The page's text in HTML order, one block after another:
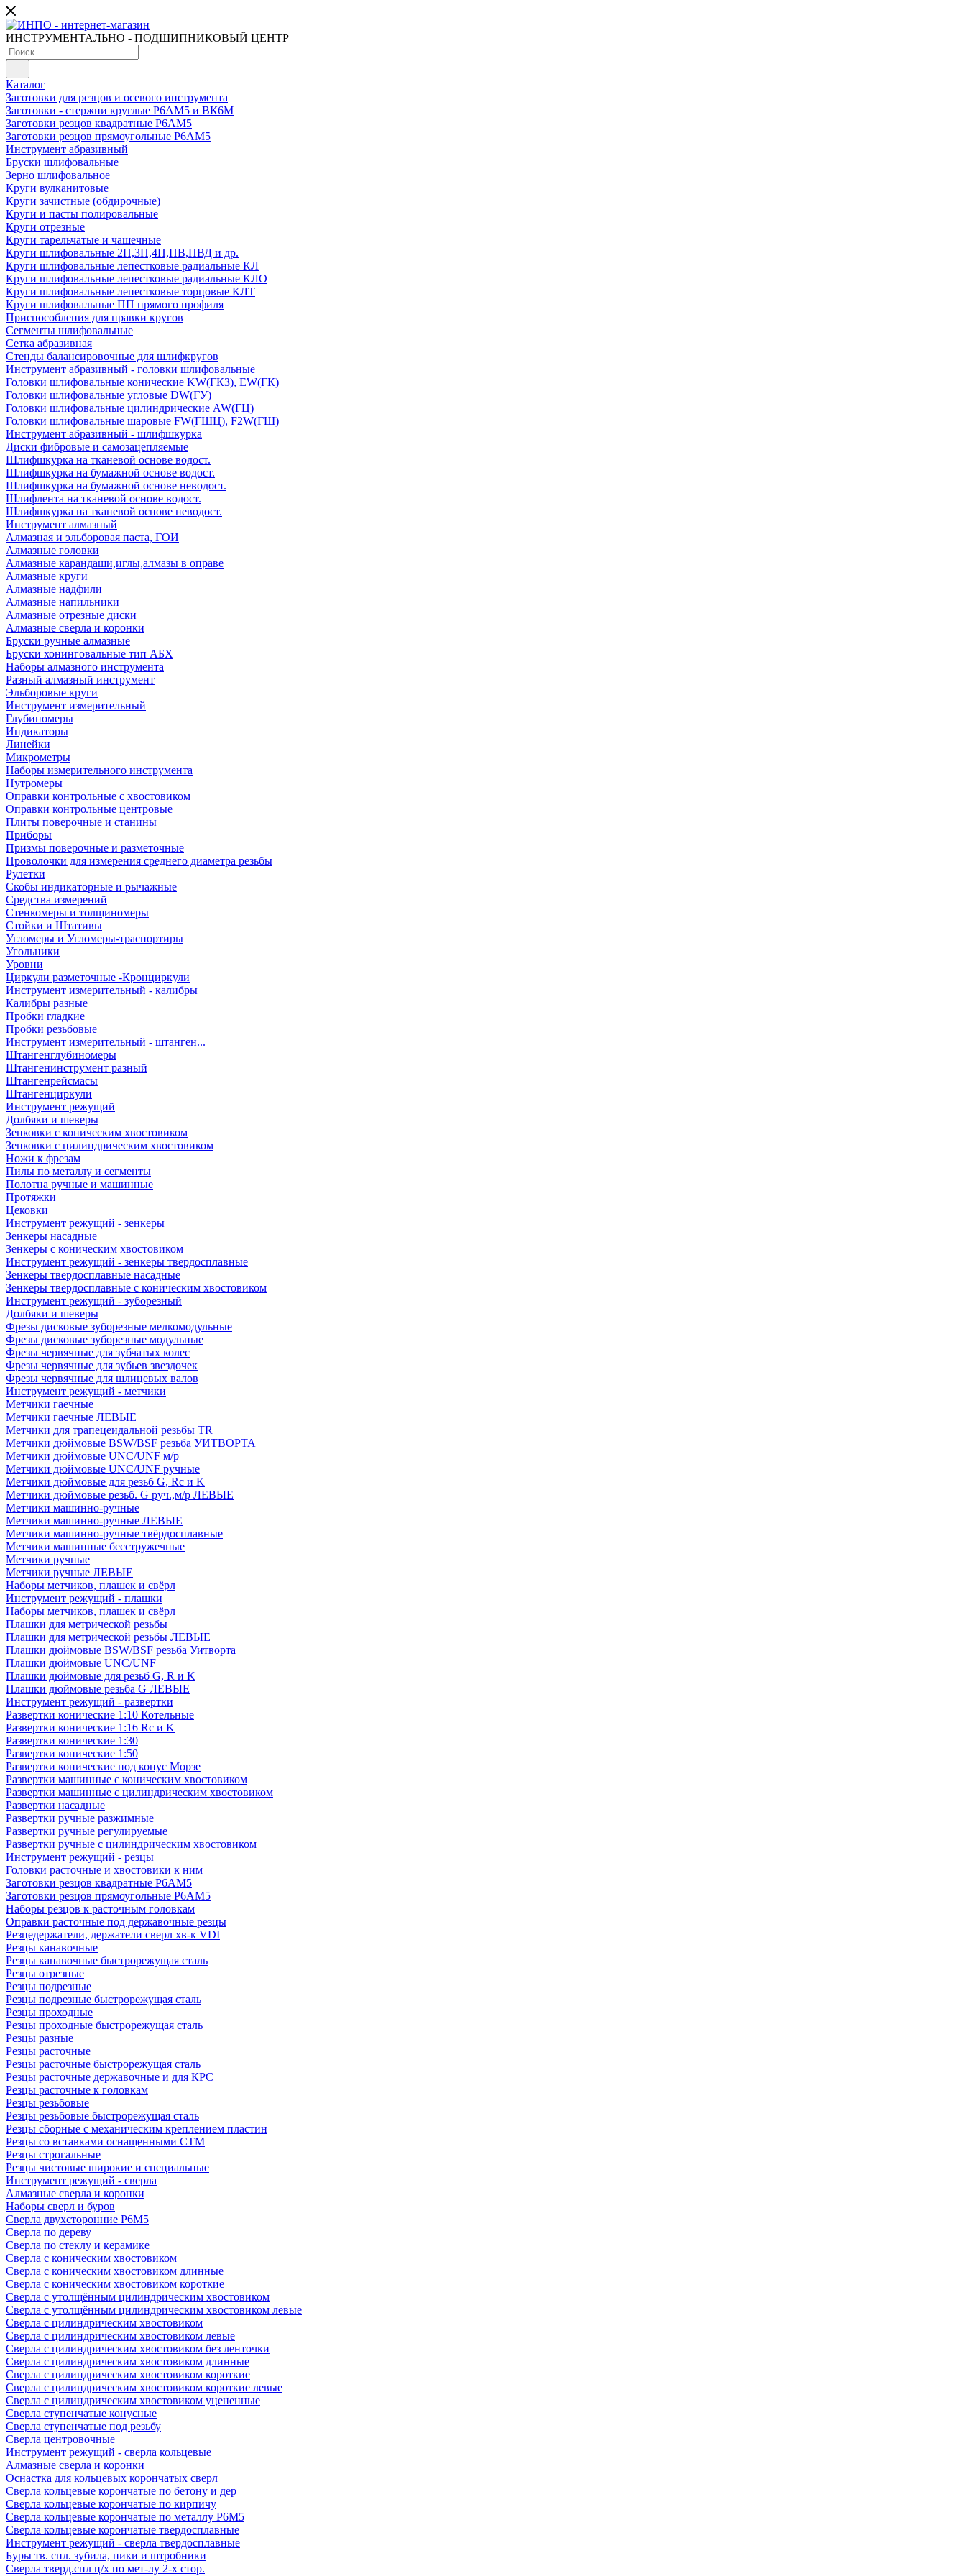
ИНСТРУМЕНТАЛЬНО - ПОДШИПНИКОВЫЙ ЦЕНТР
Каталог
Заготовки для резцов и осевого инструмента
Заготовки - стержни круглые Р6АМ5 и ВК6М
Заготовки резцов квадратные Р6АМ5
Заготовки резцов прямоугольные Р6АМ5
Инструмент абразивный
Бруски шлифовальные
Зерно шлифовальное
Круги вулканитовые
Круги зачистные (обдирочные)
Круги и пасты полировальные
Круги отрезные
Круги тарельчатые и чашечные
Круги шлифовальные 2П,3П,4П,ПВ,ПВД и др.
Круги шлифовальные лепестковые радиальные КЛ
Круги шлифовальные лепестковые радиальные КЛО
Круги шлифовальные лепестковые торцовые КЛТ
Круги шлифовальные ПП прямого профиля
Приспособления для правки кругов
Сегменты шлифовальные
Сетка абразивная
Стенды балансировочные для шлифкругов
Инструмент абразивный - головки шлифовальные
Головки шлифовальные конические KW(ГКЗ), EW(ГК)
Головки шлифовальные угловые DW(ГУ)
Головки шлифовальные цилиндрические AW(ГЦ)
Головки шлифовальные шаровые FW(ГШЦ), F2W(ГШ)
Инструмент абразивный - шлифшкурка
Диски фибровые и самозацепляемые
Шлифшкурка на тканевой основе водост.
Шлифшкурка на бумажной основе водост.
Шлифшкурка на бумажной основе неводост.
Шлифлента на тканевой основе водост.
Шлифшкурка на тканевой основе неводост.
Инструмент алмазный
Алмазная и эльборовая паста, ГОИ
Алмазные головки
Алмазные карандаши,иглы,алмазы в оправе
Алмазные круги
Алмазные надфили
Алмазные напильники
Алмазные отрезные диски
Алмазные сверла и коронки
Бруски ручные алмазные
Бруски хонинговальные тип АБХ
Наборы алмазного инструмента
Разный алмазный инструмент
Эльборовые круги
Инструмент измерительный
Глубиномеры
Индикаторы
Линейки
Микрометры
Наборы измерительного инструмента
Нутромеры
Оправки контрольные с хвостовиком
Оправки контрольные центровые
Плиты поверочные и станины
Приборы
Призмы поверочные и разметочные
Проволочки для измерения среднего диаметра резьбы
Рулетки
Скобы индикаторные и рычажные
Средства измерений
Стенкомеры и толщиномеры
Стойки и Штативы
Угломеры и Угломеры-траспортиры
Угольники
Уровни
Циркули разметочные -Кронциркули
Инструмент измерительный - калибры
Калибры разные
Пробки гладкие
Пробки резьбовые
Инструмент измерительный - штанген...
Штангенглубиномеры
Штангенинструмент разный
Штангенрейсмасы
Штангенциркули
Инструмент режущий
Долбяки и шеверы
Зенковки с коническим хвостовиком
Зенковки с цилиндрическим хвостовиком
Ножи к фрезам
Пилы по металлу и сегменты
Полотна ручные и машинные
Протяжки
Цековки
Инструмент режущий - зенкеры
Зенкеры насадные
Зенкеры с коническим хвостовиком
Инструмент режущий - зенкеры твердосплавные
Зенкеры твердосплавные насадные
Зенкеры твердосплавные с коническим хвостовиком
Инструмент режущий - зуборезный
Долбяки и шеверы
Фрезы дисковые зуборезные мелкомодульные
Фрезы дисковые зуборезные модульные
Фрезы червячные для зубчатых колес
Фрезы червячные для зубьев звездочек
Фрезы червячные для шлицевых валов
Инструмент режущий - метчики
Метчики гаечные
Метчики гаечные ЛЕВЫЕ
Метчики для трапецеидальной резьбы TR
Метчики дюймовые BSW/BSF резьба УИТВОРТА
Метчики дюймовые UNC/UNF м/р
Метчики дюймовые UNC/UNF ручные
Метчики дюймовые для резьб G, Rc и K
Метчики дюймовые резьб. G руч.,м/р ЛЕВЫЕ
Метчики машинно-ручные
Метчики машинно-ручные ЛЕВЫЕ
Метчики машинно-ручные твёрдосплавные
Метчики машинные бесстружечные
Метчики ручные
Метчики ручные ЛЕВЫЕ
Наборы метчиков, плашек и свёрл
Инструмент режущий - плашки
Наборы метчиков, плашек и свёрл
Плашки для метрической резьбы
Плашки для метрической резьбы ЛЕВЫЕ
Плашки дюймовые BSW/BSF резьба Уитворта
Плашки дюймовые UNC/UNF
Плашки дюймовые для резьб G, R и K
Плашки дюймовые резьба G ЛЕВЫЕ
Инструмент режущий - развертки
Развертки конические 1:10 Котельные
Развертки конические 1:16 Rc и K
Развертки конические 1:30
Развертки конические 1:50
Развертки конические под конус Морзе
Развертки машинные с коническим хвостовиком
Развертки машинные с цилиндрическим хвостовиком
Развертки насадные
Развертки ручные разжимные
Развертки ручные регулируемые
Развертки ручные с цилиндрическим хвостовиком
Инструмент режущий - резцы
Головки расточные и хвостовики к ним
Заготовки резцов квадратные Р6АМ5
Заготовки резцов прямоугольные Р6АМ5
Наборы резцов к расточным головкам
Оправки расточные под державочные резцы
Резцедержатели, держатели сверл хв-к VDI
Резцы канавочные
Резцы канавочные быстрорежущая сталь
Резцы отрезные
Резцы подрезные
Резцы подрезные быстрорежущая сталь
Резцы проходные
Резцы проходные быстрорежущая сталь
Резцы разные
Резцы расточные
Резцы расточные быстрорежущая сталь
Резцы расточные державочные и для КРС
Резцы расточные к головкам
Резцы резьбовые
Резцы резьбовые быстрорежущая сталь
Резцы сборные с механическим креплением пластин
Резцы со вставками оснащенными СТМ
Резцы строгальные
Резцы чистовые широкие и специальные
Инструмент режущий - сверла
Алмазные сверла и коронки
Наборы сверл и буров
Сверла двухсторонние Р6М5
Сверла по дереву
Сверла по стеклу и керамике
Сверла с коническим хвостовиком
Сверла с коническим хвостовиком длинные
Сверла с коническим хвостовиком короткие
Сверла с утолщённым цилиндрическим хвостовиком
Сверла с утолщённым цилиндрическим хвостовиком левые
Сверла с цилиндрическим хвостовиком
Сверла с цилиндрическим хвостовиком левые
Сверла с цилиндрическим хвостовиком без ленточки
Сверла с цилиндрическим хвостовиком длинные
Сверла с цилиндрическим хвостовиком короткие
Сверла с цилиндрическим хвостовиком короткие левые
Сверла с цилиндрическим хвостовиком уцененные
Сверла ступенчатые конусные
Сверла ступенчатые под резьбу
Сверла центровочные
Инструмент режущий - сверла кольцевые
Алмазные сверла и коронки
Оснастка для кольцевых корончатых сверл
Сверла кольцевые корончатые по бетону и дер
Сверла кольцевые корончатые по кирпичу
Сверла кольцевые корончатые по металлу Р6М5
Сверла кольцевые корончатые твердосплавные
Инструмент режущий - сверла твердосплавные
Буры тв. спл. зубила, пики и штробники
Сверла тверд.спл ц/х по мет-лу 2-х стор.